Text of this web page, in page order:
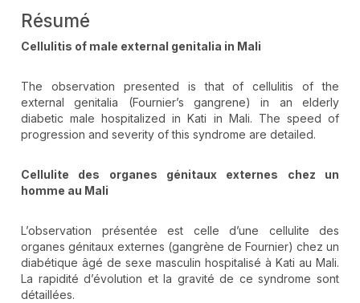
Résumé
Cellulitis of male external genitalia in Mali
The observation presented is that of cellulitis of the
external genitalia (Fournier’s gangrene) in an elderly
diabetic male hospitalized in Kati in Mali. The speed of
progression and severity of this syndrome are detailed.
Cellulite des organes génitaux externes chez un
homme au Mali
L’observation présentée est celle d’une cellulite des
organes génitaux externes (gangrène de Fournier) chez un
diabétique âgé de sexe masculin hospitalisé à Kati au Mali.
La rapidité d’évolution et la gravité de ce syndrome sont
détaillées.